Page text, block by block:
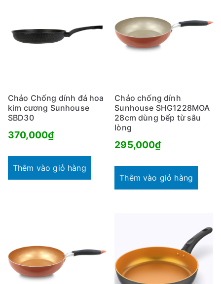
Chảo Chống dính đá hoa
kim cương Sunhouse
SBD30
370,000₫
Thêm vào giỏ hàng
Chảo chống dính
Sunhouse SHG1228MOA
28cm dùng bếp từ sâu
lòng
295,000₫
Thêm vào giỏ hàng